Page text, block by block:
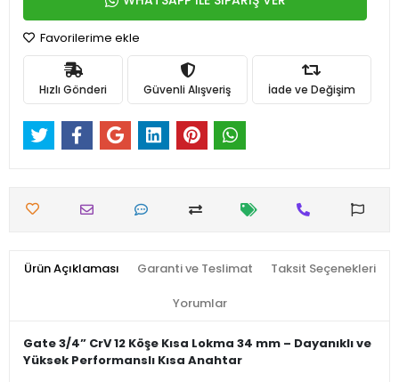
Favorilerime ekle
Hızlı Gönderi Güvenli Alışveriş İade ve Değişim
Ürün Açıklaması Garanti ve Teslimat Taksit Seçenekleri
Yorumlar
Gate 3/4” CrV 12 Köşe Kısa Lokma 34 mm – Dayanıklı ve
Yüksek Performanslı Kısa Anahtar